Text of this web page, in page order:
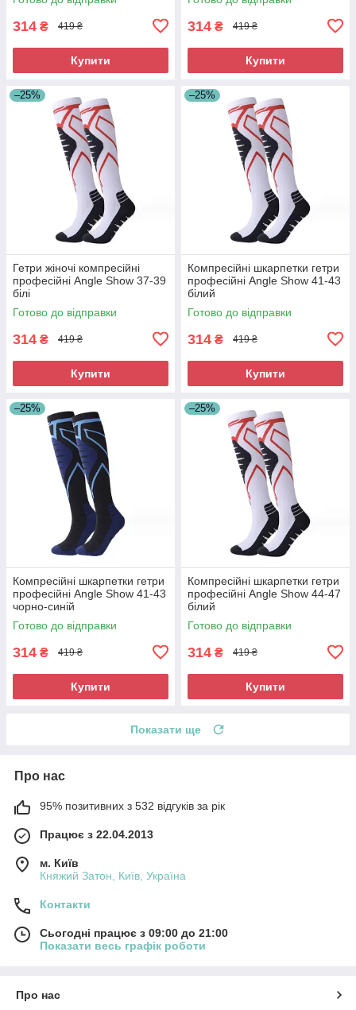
314 ₴ 419 ₴
Купити
314 ₴ 419 ₴
Купити
–25%
Гетри жіночі компресійні
професійні Angle Show 37-39
білі
Готово до відправки
314 ₴ 419 ₴
Купити
–25%
Компресійні шкарпетки гетри
професійні Angle Show 41-43
білий
Готово до відправки
314 ₴ 419 ₴
Купити
–25%
Компресійні шкарпетки гетри
професійні Angle Show 41-43
чорно-синій
Готово до відправки
314 ₴ 419 ₴
Купити
–25%
Компресійні шкарпетки гетри
професійні Angle Show 44-47
білий
Готово до відправки
314 ₴ 419 ₴
Купити
Показати ще
Про нас
95% позитивних з 532 відгуків за рік
Працює з 22.04.2013
м. Київ
Княжий Затон, Київ, Україна
Контакти
Сьогодні працює з 09:00 до 21:00
Показати весь графік роботи
Про нас